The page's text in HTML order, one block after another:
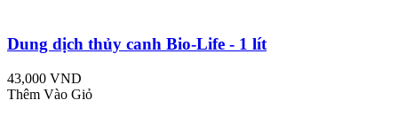
Dung dịch thủy canh Bio-Life - 1 lít
43,000 VND
Thêm Vào Giỏ